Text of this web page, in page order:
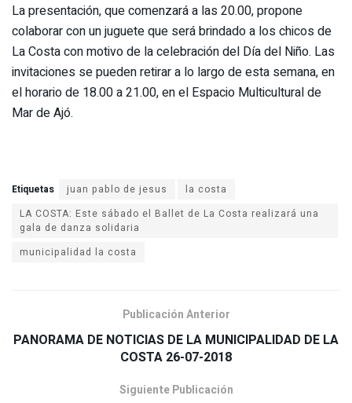
La presentación, que comenzará a las 20.00, propone
colaborar con un juguete que será brindado a los chicos de
La Costa con motivo de la celebración del Día del Niño. Las
invitaciones se pueden retirar a lo largo de esta semana, en
el horario de 18.00 a 21.00, en el Espacio Multicultural de
Mar de Ajó.
Etiquetas juan pablo de jesus
la costa
LA COSTA: Este sábado el Ballet de La Costa realizará una
gala de danza solidaria
municipalidad la costa
Publicación Anterior
PANORAMA DE NOTICIAS DE LA MUNICIPALIDAD DE LA
COSTA 26-07-2018
Siguiente Publicación